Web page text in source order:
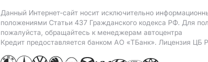
Данный Интернет-сайт носит исключительно
положениями Статьи 437 Гражданского кодекса РФ. Для
пожалуйста, обращайтесь к менеджерам автоцентра
Кредит предоставляется банком АO «ТБанк». Лицензия ЦБ